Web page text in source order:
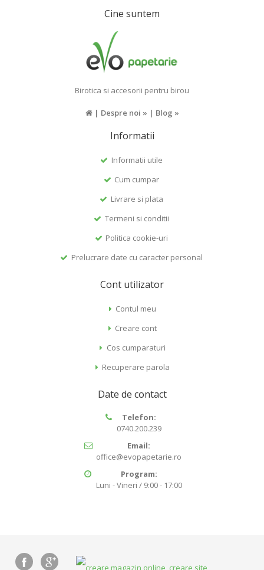
Cine suntem
Birotica si accesorii pentru birou
| Despre noi » | Blog »
Informatii
Informatii utile
Cum cumpar
Livrare si plata
Termeni si conditii
Politica cookie-uri
Prelucrare date cu caracter personal
Cont utilizator
Contul meu
Creare cont
Cos cumparaturi
Recuperare parola
Date de contact
Telefon:
0740.200.239
Email:
office@evopapetarie.ro
Program:
Luni - Vineri / 9:00 - 17:00